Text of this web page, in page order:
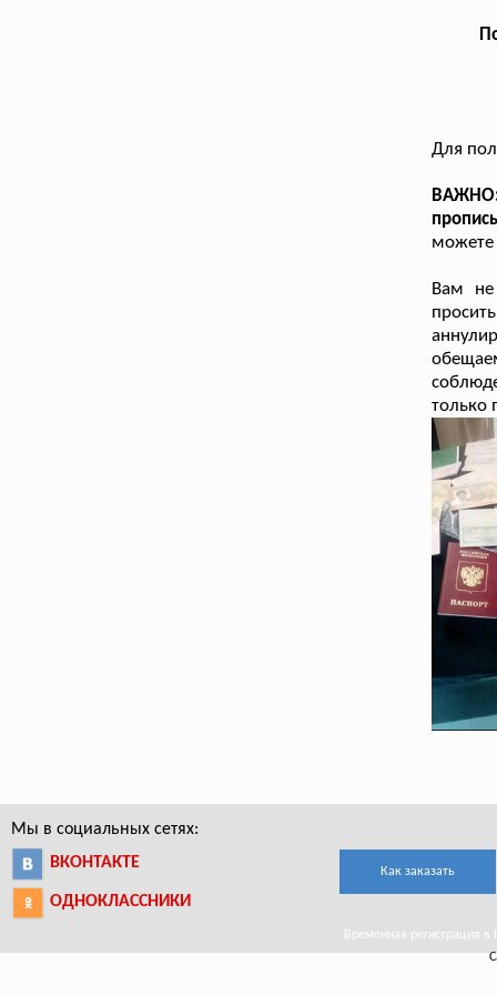
Для
ВАЖНО:
можете
Вам не
только
Мы в социальных сетях:
ВКОНТАКТЕ
ОДНОКЛАССНИКИ
Как заказать
Временная регистрация